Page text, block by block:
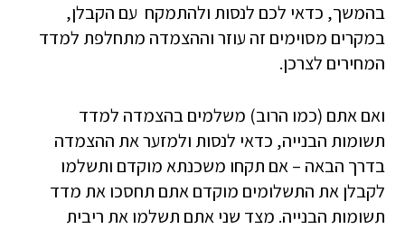
בהמשך, כדאי לכם לנסות ולהתמקח עם הקבלן,
במקרים מסוימים זה עוזר וההצמדה מתחלפת למדד
המחירים לצרכן.
ואם אתם (כמו הרוב) משלמים בהצמדה למדד
תשומות הבנייה, כדאי לנסות ולמזער את ההצמדה
בדרך הבאה – אם תקחו משכנתא מוקדם ותשלמו
לקבלן את התשלומים מוקדם אתם תחסכו את מדד
תשומות הבנייה. מצד שני אתם תשלמו את ריבית